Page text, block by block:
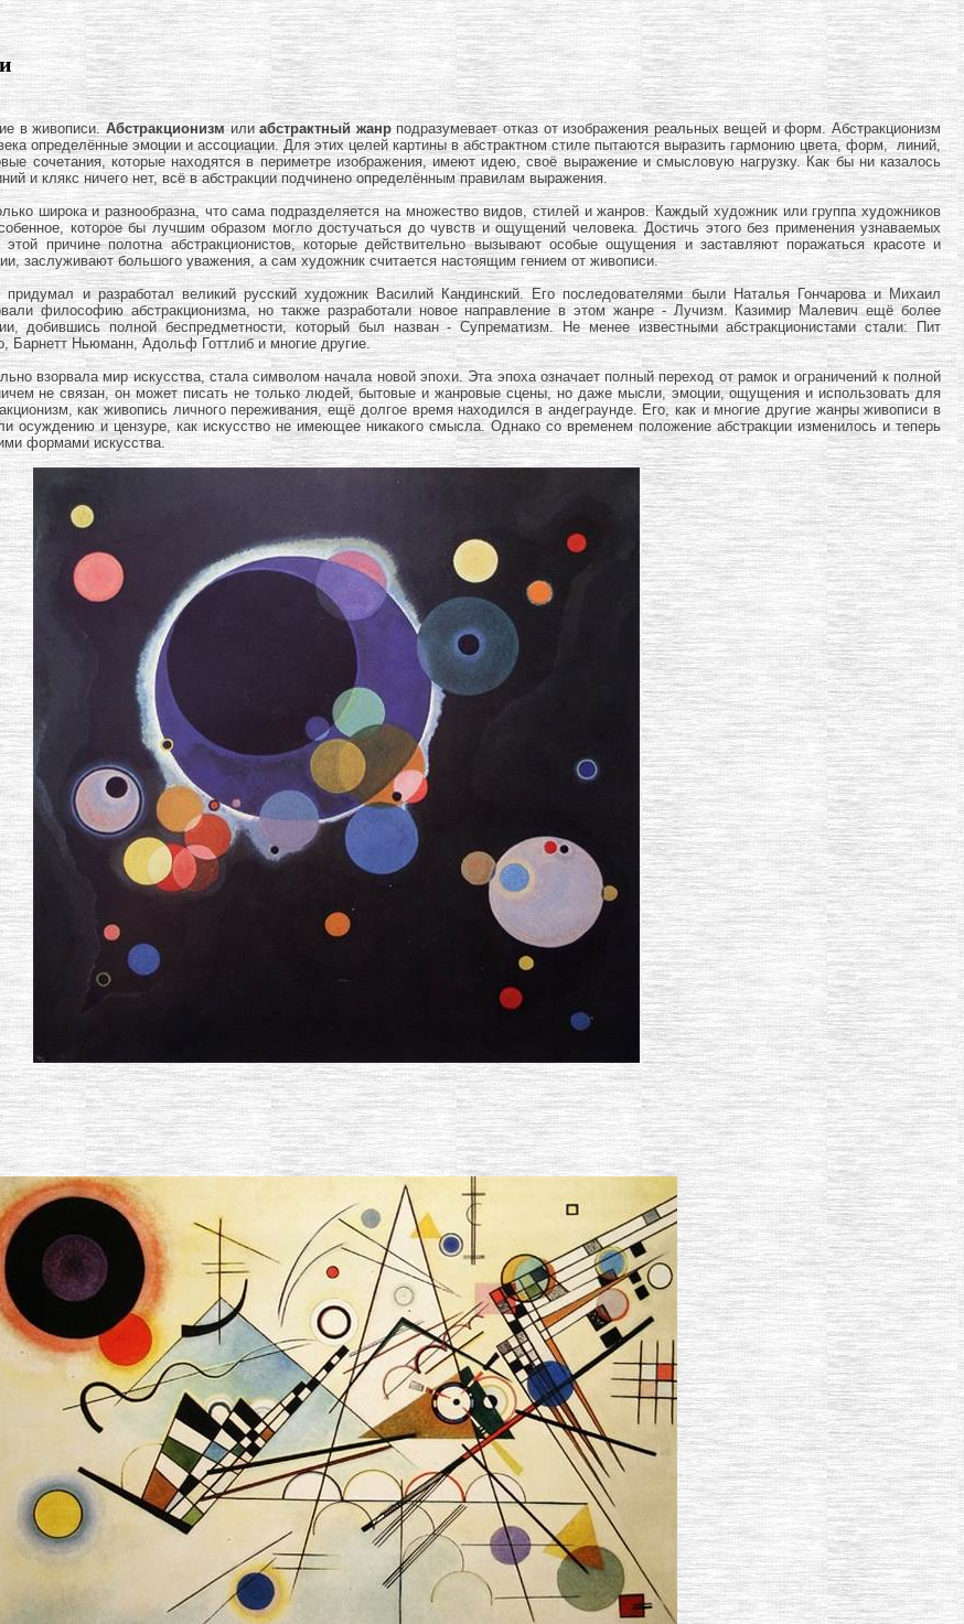
в живописи.Абстракционизмилиабстрактный жанрподразумевает отказ от изображения реальных вещей и форм. Абстракционизм
определённые эмоции и ассоциации. Для этих целей картины в абстрактном стиле пытаются выразить гармонию цвета, форм, линий,
сочетания, которые находятся в периметре изображения, имеют идею, своё выражение и смысловую нагрузку. Как бы ни казалось
и клякс ничего нет, всё в абстракции подчинено определённым правилам выражения.
широка и разнообразна, что сама подразделяется на множество видов, стилей и жанров. Каждый художник или группа художников
которое бы лучшим образом могло достучаться до чувств и ощущений человека. Достичь этого без применения узнаваемых
причине полотна абстракционистов, которые действительно вызывают особые ощущения и заставляют поражаться красоте и
заслуживают большого уважения, а сам художник считается настоящим гением от живописи.
придумал и разработал великий русский художник Василий Кандинский. Его последователями были Наталья Гончарова и Михаил
философию абстракционизма, но также разработали новое направление в этом жанре - Лучизм. Казимир Малевич ещё более
добившись полной беспредметности, который был назван - Супрематизм. Не менее известными абстракционистами стали: Пит
Барнетт Ньюманн, Адольф Готтлиб и многие другие.
взорвала мир искусства, стала символом начала новой эпохи. Эта эпоха означает полный переход от рамок и ограничений к полной
не связан, он может писать не только людей, бытовые и жанровые сцены, но даже мысли, эмоции, ощущения и использовать для
как живопись личного переживания, ещё долгое время находился в андеграунде. Его, как и многие другие жанры живописи в
осуждению и цензуре, как искусство не имеющее никакого смысла. Однако со временем положение абстракции изменилось и теперь
формами искусства.